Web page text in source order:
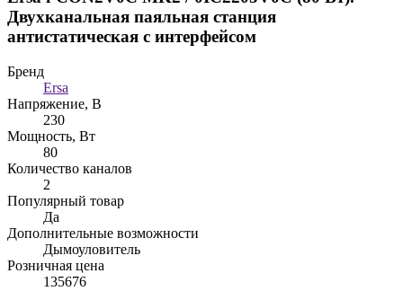
Двухканальная паяльная станция
антистатическая с интерфейсом
Бренд
Ersa
Напряжение, В
230
Мощность, Вт
80
Количество каналов
2
Популярный товар
Да
Дополнительные возможности
Дымоуловитель
Розничная цена
135676